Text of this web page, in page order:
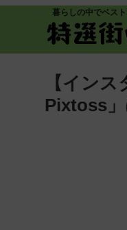
暮らしの中でベス
【イン
Pixtoss